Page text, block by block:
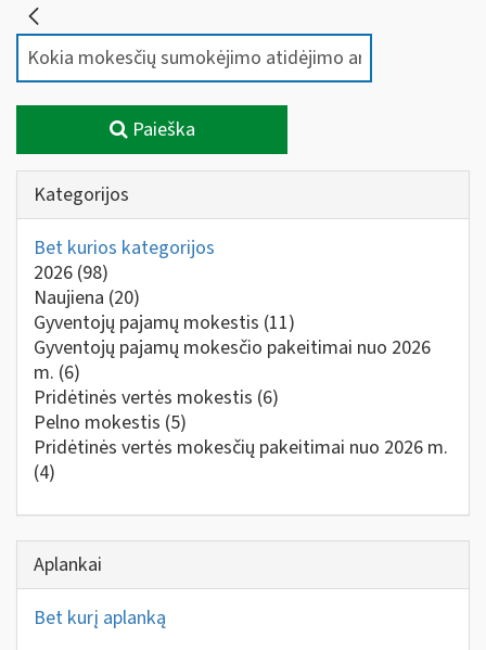
Paieška
Kategorijos
Bet kurios kategorijos
2026 (98)
Naujiena (20)
Gyventojų pajamų mokestis (11)
Gyventojų pajamų mokesčio pakeitimai nuo 2026
m. (6)
Pridėtinės vertės mokestis (6)
Pelno mokestis (5)
Pridėtinės vertės mokesčių pakeitimai nuo 2026 m.
(4)
Aplankai
Bet kurį aplanką